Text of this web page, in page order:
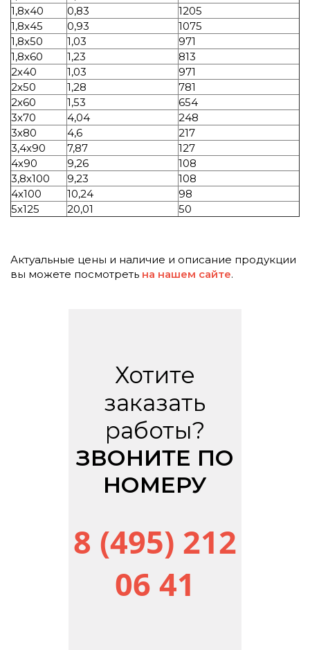
1,8х40
0,83
1205
1,8х45
0,93
1075
1,8х50
1,03
971
1,8х60
1,23
813
2х40
1,03
971
2х50
1,28
781
2х60
1,53
654
3х70
4,04
248
3х80
4,6
217
3,4х90
7,87
127
4х90
9,26
108
3,8х100
9,23
108
4х100
10,24
98
5х125
20,01 50
Актуальные цены и наличие и описание продукции
вы можете посмотреть на нашем сайте.
Хотите
заказать
работы?
ЗВОНИТЕ ПО
НОМЕРУ
8 (495) 212
06 41